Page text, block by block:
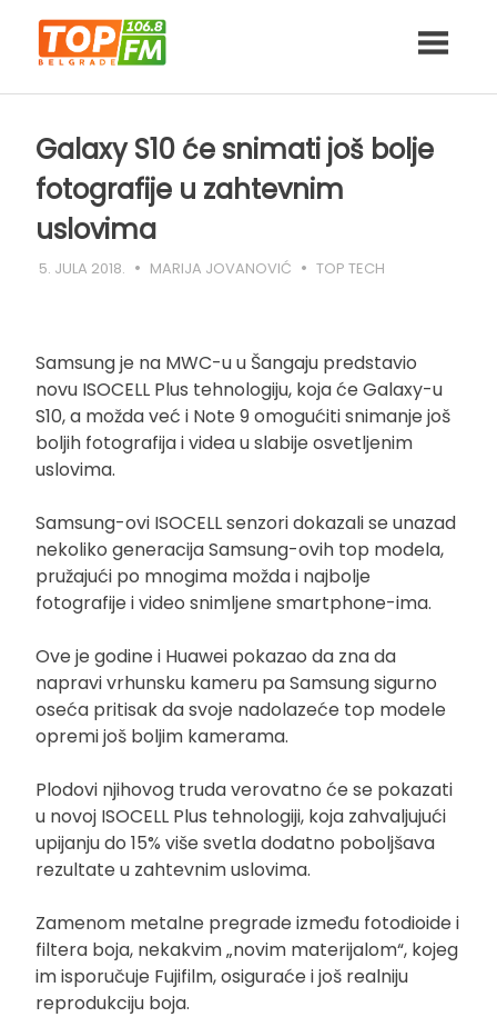
content
Galaxy S10 će snimati još bolje
fotografije u zahtevnim
uslovima
5. JULA 2018. MARIJA JOVANOVIĆ TOP TECH
Samsung je na MWC-u u Šangaju predstavio
novu ISOCELL Plus tehnologiju, koja će Galaxy-u
S10, a možda već i Note 9 omogućiti snimanje još
boljih fotografija i videa u slabije osvetljenim
uslovima.
Samsung-ovi ISOCELL senzori dokazali se unazad
nekoliko generacija Samsung-ovih top modela,
pružajući po mnogima možda i najbolje
fotografije i video snimljene smartphone-ima.
Ove je godine i Huawei pokazao da zna da
napravi vrhunsku kameru pa Samsung sigurno
oseća pritisak da svoje nadolazeće top modele
opremi još boljim kamerama.
Plodovi njihovog truda verovatno će se pokazati
u novoj ISOCELL Plus tehnologiji, koja zahvaljujući
upijanju do 15% više svetla dodatno poboljšava
rezultate u zahtevnim uslovima.
Zamenom metalne pregrade između fotodioide i
filtera boja, nekakvim „novim materijalom“, kojeg
im isporučuje Fujifilm, osiguraće i još realniju
reprodukciju boja.